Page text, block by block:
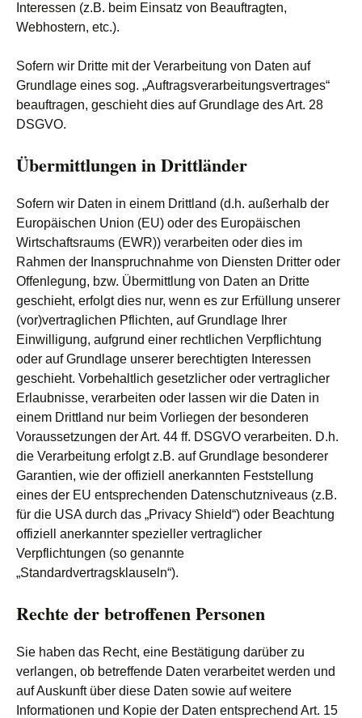
Interessen (z.B. beim Einsatz von Beauftragten,
Webhostern, etc.).
Sofern wir Dritte mit der Verarbeitung von Daten auf
Grundlage eines sog. „Auftragsverarbeitungsvertrages“
beauftragen, geschieht dies auf Grundlage des Art. 28
DSGVO.
Übermittlungen in Drittländer
Sofern wir Daten in einem Drittland (d.h. außerhalb der
Europäischen Union (EU) oder des Europäischen
Wirtschaftsraums (EWR)) verarbeiten oder dies im
Rahmen der Inanspruchnahme von Diensten Dritter oder
Offenlegung, bzw. Übermittlung von Daten an Dritte
geschieht, erfolgt dies nur, wenn es zur Erfüllung unserer
(vor)vertraglichen Pflichten, auf Grundlage Ihrer
Einwilligung, aufgrund einer rechtlichen Verpflichtung
oder auf Grundlage unserer berechtigten Interessen
geschieht. Vorbehaltlich gesetzlicher oder vertraglicher
Erlaubnisse, verarbeiten oder lassen wir die Daten in
einem Drittland nur beim Vorliegen der besonderen
Voraussetzungen der Art. 44 ff. DSGVO verarbeiten. D.h.
die Verarbeitung erfolgt z.B. auf Grundlage besonderer
Garantien, wie der offiziell anerkannten Feststellung
eines der EU entsprechenden Datenschutzniveaus (z.B.
für die USA durch das „Privacy Shield“) oder Beachtung
offiziell anerkannter spezieller vertraglicher
Verpflichtungen (so genannte
„Standardvertragsklauseln“).
Rechte der betroffenen Personen
Sie haben das Recht, eine Bestätigung darüber zu
verlangen, ob betreffende Daten verarbeitet werden und
auf Auskunft über diese Daten sowie auf weitere
Informationen und Kopie der Daten entsprechend Art. 15